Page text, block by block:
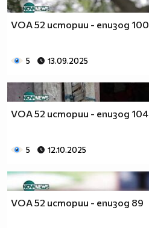
VOA 52 истории - епизод 100
5 13.09.2025
VOA 52 истории - епизод 104
5 12.10.2025
VOA 52 истории - епизод 89